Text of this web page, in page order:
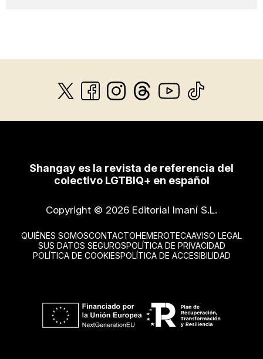
Shangay es la revista de referencia del
colectivo LGTBIQ+ en español
Copyright © 2026 Editorial Imaní S.L.
QUIÉNES SOMOSCONTACTOHEMEROTECAAVISO LEGAL
SUS DATOS SEGUROSPOLÍTICA DE PRIVACIDAD
POLÍTICA DE COOKIESPOLÍTICA DE ACCESIBILIDAD